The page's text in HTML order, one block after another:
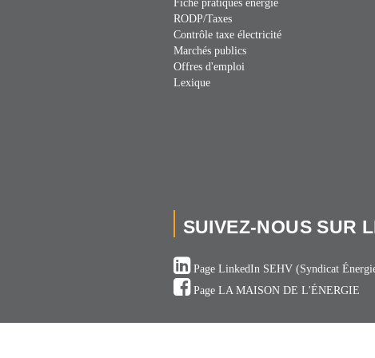
Fiche pratiques énergie
RODP/Taxes
Contrôle taxe électricité
Marchés publics
Offres d'emploi
Lexique
SUIVEZ-NOUS SUR
Page LinkedIn SEHV (Syndicat
Page LA MAISON DE L'ÉNERGIE